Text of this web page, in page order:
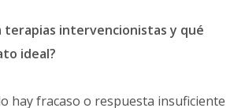
terapias intervencionistas y qué
ideal?
hay fracaso o respuesta insuficiente